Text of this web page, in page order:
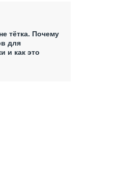
тётка. Почему
для
и как это